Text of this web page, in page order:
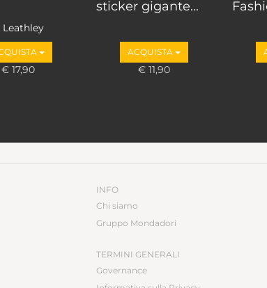
€ 17,90
sticker gigante...
ACQUISTA
€ 11,90
INFO
Chi siamo
Gruppo Mondadori
TERMINI GENERALI
Governance